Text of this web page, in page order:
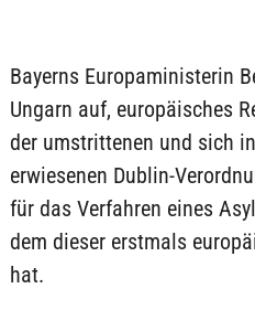
Bayerns Europaministerin
Ungarn auf, europäisches
der umstrittenen und sich
erwiesenen Dublin-
für das Verfahren eines
dem dieser erstmals
hat.